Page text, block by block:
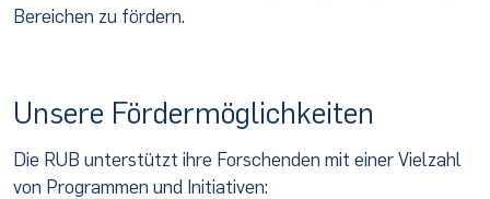
Bereichen zu fördern.
Unsere Fördermöglichkeiten
Die RUB unterstützt ihre Forschenden mit einer Vielzahl
von Programmen und Initiativen: